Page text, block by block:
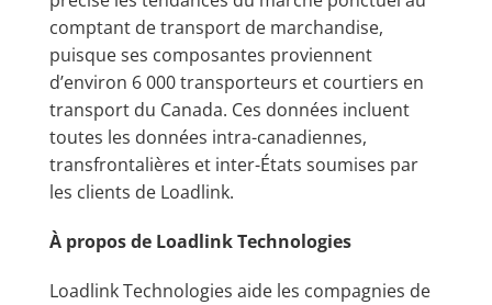
comptant de transport de marchandise,
puisque ses composantes proviennent
d’environ 6 000 transporteurs et courtiers en
transport du Canada. Ces données incluent
toutes les données intra-canadiennes,
transfrontalières et inter-États soumises par
les clients de Loadlink.
À propos de Loadlink Technologies
Loadlink Technologies aide les compagnies de